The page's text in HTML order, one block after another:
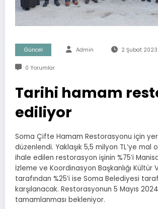
Güncel Admin 2 Şubat 2023
0 Yorumlar
Tarihi hamam
ediliyor
Soma Çifte Hamam Restorasyonu için
düzenlendi. Yaklaşık 5,5 milyon TL’ye mal
ihale edilen restorasyon işinin %75’i
İzleme ve Koordinasyon Başkanlığı Kültür
tarafından %25’i ise Soma Belediyesi
karşılanacak. Restorasyonun 5 Mayıs
tamamlanması bekleniyor.